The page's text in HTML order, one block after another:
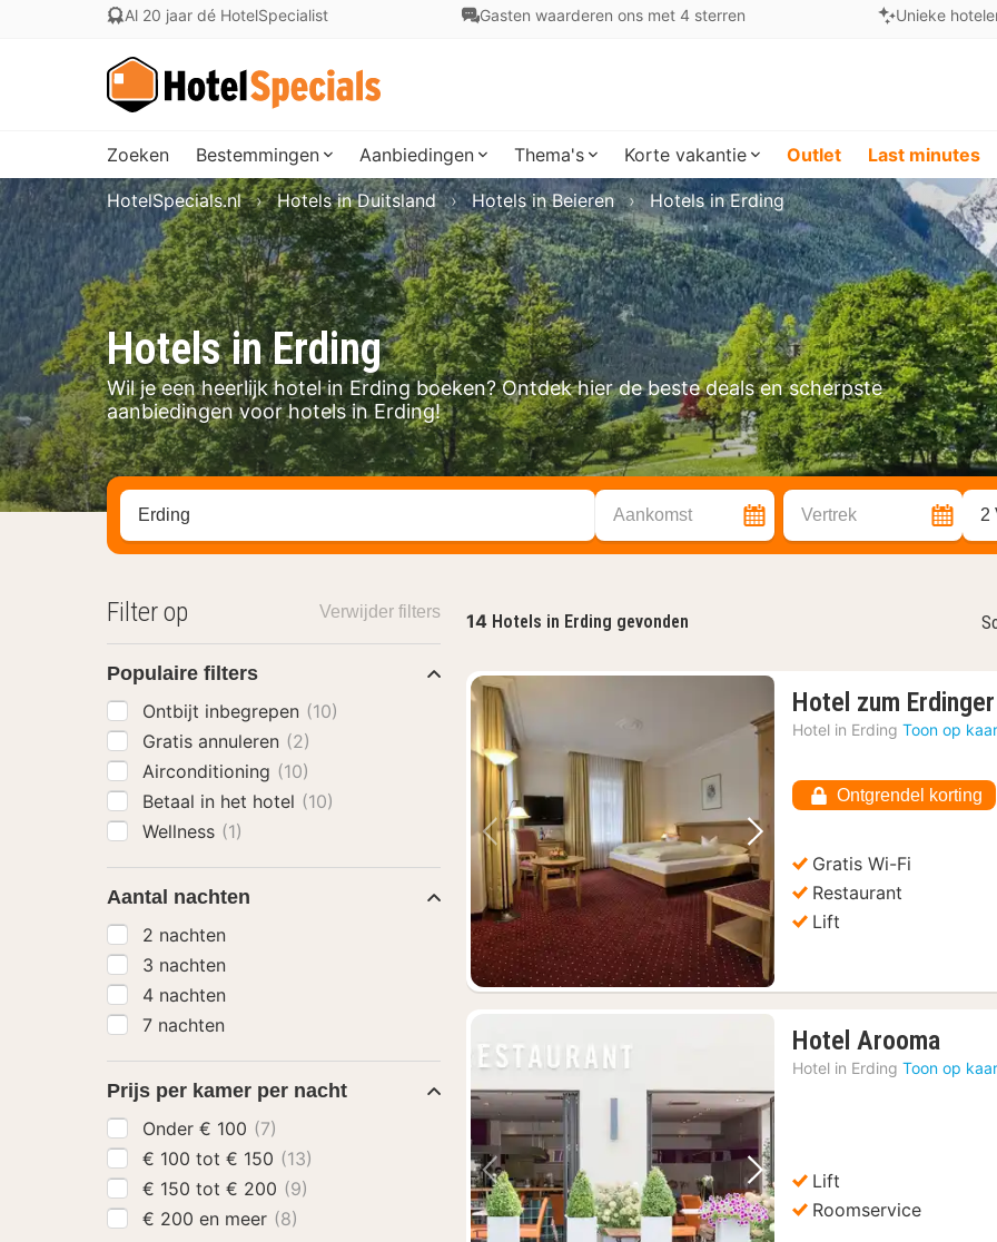
Al 20 jaar dé HotelSpecialist Gasten waarderen ons met 4 sterren Unieke
Zoeken Bestemmingen Aanbiedingen Thema's Korte vakantie Outlet Last minutes
Hotels in Erding
Wil je een heerlijk hotel in Erding boeken? Ontdek hier de beste deals en scherpste
aanbiedingen voor hotels in Erding!
HotelSpecials.nl Hotels in Duitsland Hotels in Beieren Hotels in Erding
Zoek op hotel, regio of stad Aankomst Vertrek 2
14 Hotels in Erding gevonden
Vorige foto Volgende foto
Hotel zum
Hotel in Erding Toon op
Ontgrendel korting
Gratis Wi-Fi
Restaurant
Lift
Vorige foto Volgende foto
Hotel Arooma
Hotel in Erding Toon op
Lift
Roomservice
Filter op Verwijder filters
Populaire filters
Ontbijt inbegrepen (10)
Gratis annuleren (2)
Airconditioning (10)
Betaal in het hotel (10)
Wellness (1)
Aantal nachten
2 nachten
3 nachten
4 nachten
7 nachten
Prijs per kamer per nacht
Onder € 100 (7)
€ 100 tot € 150 (13)
€ 150 tot € 200 (9)
€ 200 en meer (8)